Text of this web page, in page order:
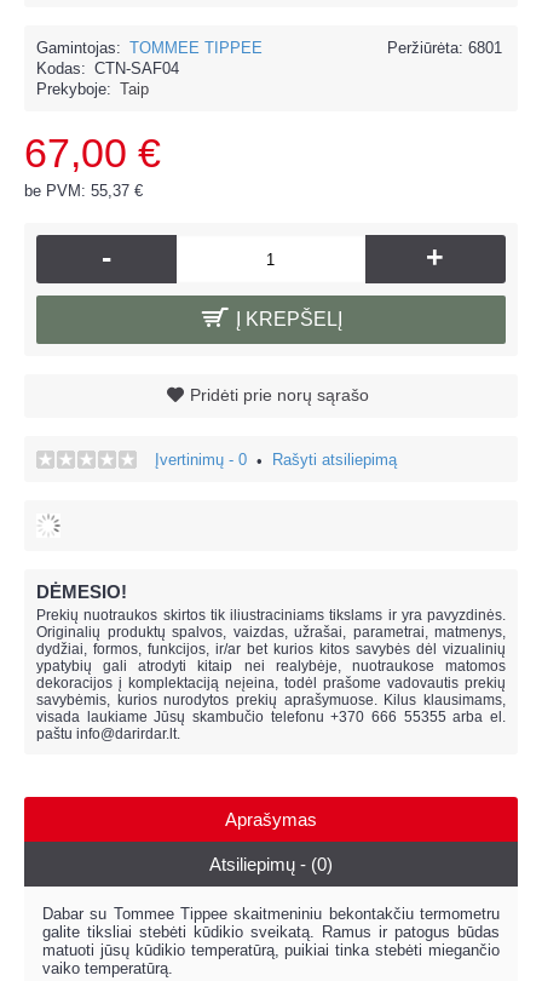
Peržiūrėta: 6801
Gamintojas: TOMMEE TIPPEE
Kodas: CTN-SAF04
Prekyboje: Taip
67,00 €
be PVM: 55,37 €
- +
Į KREPŠELĮ
Pridėti prie norų sąrašo
Įvertinimų - 0 • Rašyti atsiliepimą
DĖMESIO!
Prekių nuotraukos skirtos tik iliustraciniams tikslams ir yra pavyzdinės.
Originalių produktų spalvos, vaizdas, užrašai, parametrai, matmenys,
dydžiai, formos, funkcijos, ir/ar bet kurios kitos savybės dėl vizualinių
ypatybių gali atrodyti kitaip nei realybėje, nuotraukose matomos
dekoracijos į komplektaciją neįeina, todėl prašome vadovautis prekių
savybėmis, kurios nurodytos prekių aprašymuose. Kilus klausimams,
visada laukiame Jūsų skambučio telefonu +370 666 55355 arba el.
paštu info@darirdar.lt.
Aprašymas
Atsiliepimų - (0)
Dabar su Tommee Tippee skaitmeniniu bekontakčiu termometru
galite tiksliai stebėti kūdikio sveikatą. Ramus ir patogus būdas
matuoti jūsų kūdikio temperatūrą, puikiai tinka stebėti miegančio
vaiko temperatūrą.